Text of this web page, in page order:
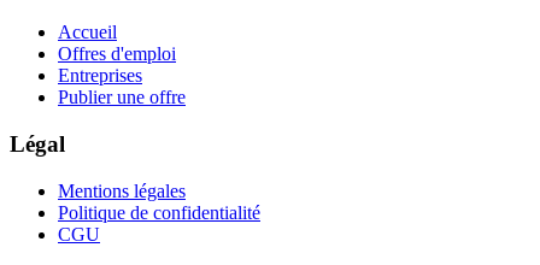
Accueil
Offres d'emploi
Entreprises
Publier une offre
Légal
Mentions légales
Politique de confidentialité
CGU